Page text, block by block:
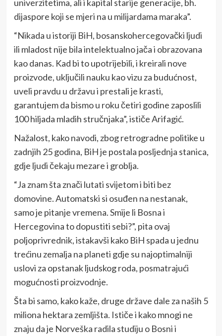
univerzitetima, ali i kapital starije generacije, bh.
dijaspore koji se mjeri na u milijardama maraka”.
“Nikada u istoriji BiH, bosanskohercegovački ljudi
ili mladost nije bila intelektualno jača i obrazovana
kao danas. Kad bi to upotrijebili, i kreirali nove
proizvode, uključili nauku kao vizu za budućnost,
uveli pravdu u državu i prestali je krasti,
garantujem da bismo u roku četiri godine zaposlili
100 hiljada mladih stručnjaka”, ističe Arifagić.
Nažalost, kako navodi, zbog retrogradne politike u
zadnjih 25 godina, BiH je postala posljednja stanica,
gdje ljudi čekaju mezare i groblja.
“Ja znam šta znači lutati svijetom i biti bez
domovine. Automatski si osuđen na nestanak,
samo je pitanje vremena. Smije li Bosna i
Hercegovina to dopustiti sebi?”, pita ovaj
poljoprivrednik, istakavši kako BiH spada u jednu
trećinu zemalja na planeti gdje su najoptimalniji
uslovi za opstanak ljudskog roda, posmatrajući
mogućnosti proizvodnje.
Šta bi samo, kako kaže, druge države dale za naših 5
miliona hektara zemljišta. Ističe i kako mnogi ne
znaju da je Norveška radila studiju o Bosni i